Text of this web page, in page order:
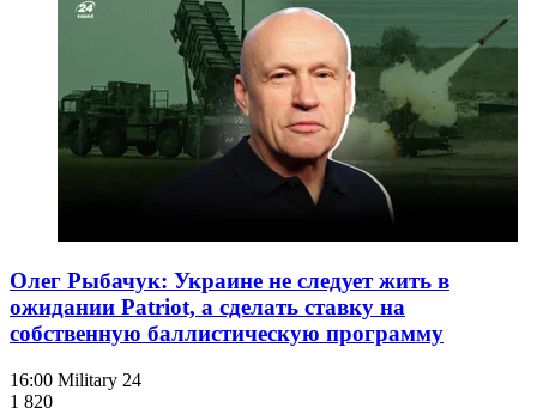
Олег Рыбачук: Украине не следует жить в
ожидании Patriot, а сделать ставку на
собственную баллистическую программу
16:00 Military 24
1 820